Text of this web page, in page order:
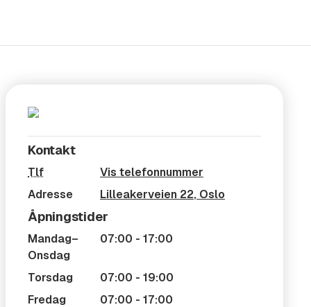
Kontakt
Tlf
Vis telefonnummer
Adresse
Lilleakerveien 22, Oslo
Åpningstider
Mandag–
Onsdag
07:00 - 17:00
Torsdag
07:00 - 19:00
Fredag
07:00 - 17:00